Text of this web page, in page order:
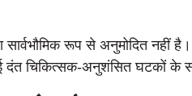
सार्वभौमिक रूप से अनुमोदित
दंत चिकित्सक-अनुशंसित घटकों के